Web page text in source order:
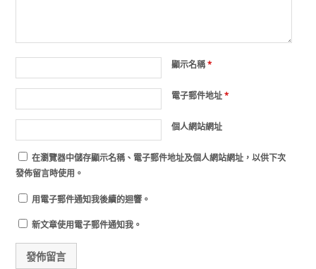
顯示名稱*
電子郵件地址*
個人網站網址
在瀏覽器中儲存顯示名稱、電子郵件地址及個人網站網址，以供下次
發佈留言時使用。
用電子郵件通知我後續的迴響。
新文章使用電子郵件通知我。